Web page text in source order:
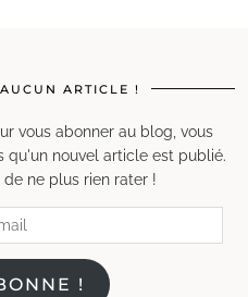
ARTICLE !
vous abonner au blog, vous
qu'un nouvel article est publié.
de ne plus rien rater !
!